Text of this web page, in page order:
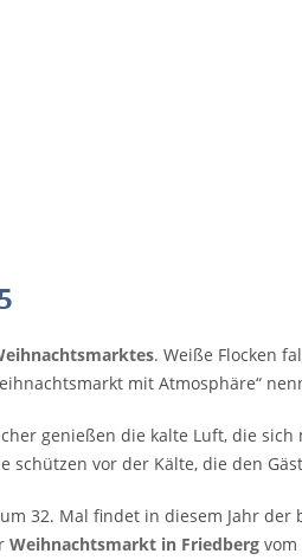
. Weiße Flocken
mit Atmosphäre“
genießen die kalte Luft, die
schützen vor der Kälte, die den
32. Mal findet in diesem Jahr
Weihnachtsmarkt in Friedberg vom